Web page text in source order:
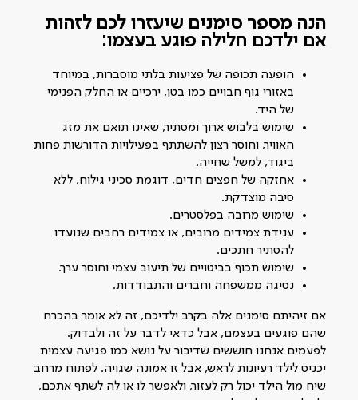
הנה מספר סימנים שיעזרו לכם לזהות
אם ילדכם חלילה פוגע בעצמו:
הופעה תכופה של פציעות בלתי מוסברות, במיוחד
באזורי גוף חבויים כמו בטן, ירכיים או החלק הפנימי
של היד.
שימוש בלבוש ארוך ומסתיר, שאינו תואם את מזג
האוויר, וחוסר רצון להשתתף בפעילויות הדורשות פחות
ביגוד, למשל שחייה.
אחזקה של חפצים חדים, דוגמת סכיני גילוח, ללא
סיבה מוצדקת.
שימוש מרובה בפלסטרים.
ענידת צמידים מרובים, או צמידים רחבים שנועדו
להסתיר חתכים.
שימוש תכוף בביטויים של תיעוב עצמי וחוסר ערך.
נסיגה ממשפחה וחברים והתבודדות.
אם זיהיתם סימנים אלה בקרב ילדיכם, זה לא אומר בהכרח
שהם פוגעים בעצמם, אבל כדאי לדבר על זה ולבדוק.
לפעמים אנחנו חוששים שדיבור על נושא כמו פגיעה עצמית
יכניס לילד רעיונות לראש, אבל זו אמונה שגויה. לפתוח מרחב
שיח מול הילד יכול רק לעזור, ולאפשר לו או לה לשתף אתכם,